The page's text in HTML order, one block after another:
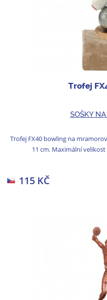
Trofej
SOŠKY
Trofej FX40 bowling na
11 cm. Maximální
115 KČ